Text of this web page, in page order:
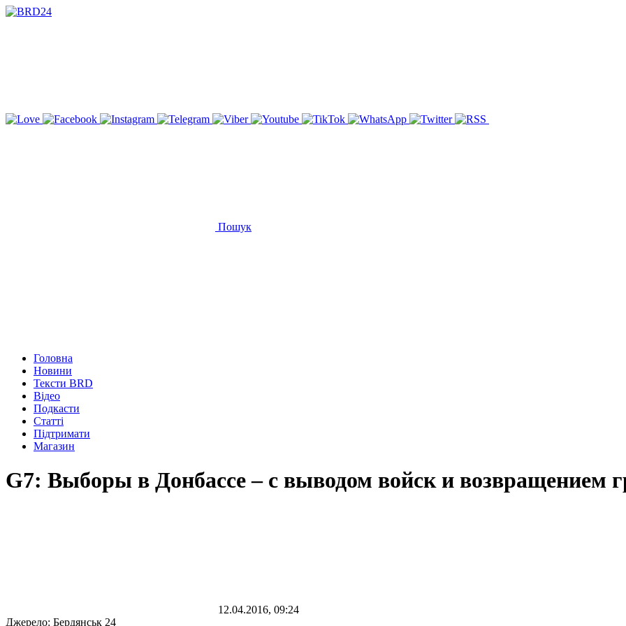
Пошук
Головна
Новини
Тексти BRD
Відео
Подкасти
Статті
Підтримати
Магазин
G7: Выборы в Донбассе – с выводом войск и возвращением
12.04.2016, 09:24
Джерело: Бердянськ 24